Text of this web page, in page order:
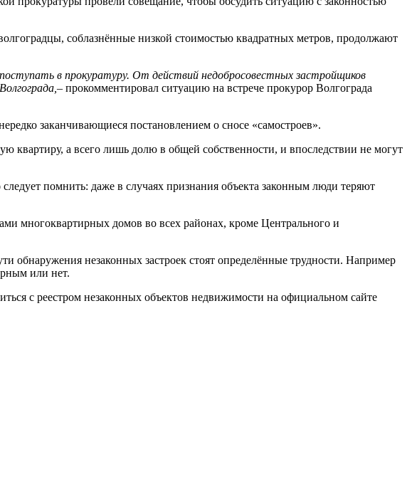
соблазнённые низкой стоимостью квадратных метров, продолжают
в прокуратуру. От действий недобросовестных застройщиков
– прокомментировал ситуацию на встрече прокурор Волгограда
заканчивающиеся постановлением о сносе «самостроев».
квартиру, а всего лишь долю в общей собственности, и впоследствии не могут
помнить: даже в случаях признания объекта законным люди теряют
многоквартирных домов во всех районах, кроме Центрального и
обнаружения незаконных застроек стоят определённые трудности. Например
или нет.
с реестром незаконных объектов недвижимости на официальном сайте